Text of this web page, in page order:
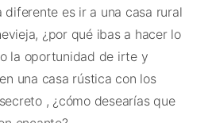
diferente es ir a una casa rural
¿por qué ibas a hacer lo
la oportunidad de irte y
una casa rústica con los
, ¿cómo desearías que